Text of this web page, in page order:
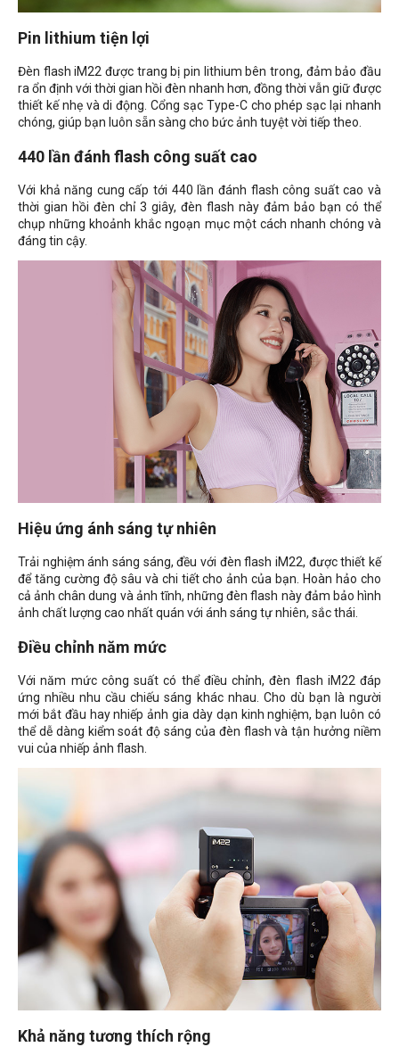
Pin lithium tiện lợi
Đèn flash iM22 được trang bị pin lithium bên trong, đảm bảo đầu
ra ổn định với thời gian hồi đèn nhanh hơn, đồng thời vẫn giữ được
thiết kế nhẹ và di động. Cổng sạc Type-C cho phép sạc lại nhanh
chóng, giúp bạn luôn sẵn sàng cho bức ảnh tuyệt vời tiếp theo.
440 lần đánh flash công suất cao
Với khả năng cung cấp tới 440 lần đánh flash công suất cao và
thời gian hồi đèn chỉ 3 giây, đèn flash này đảm bảo bạn có thể
chụp những khoảnh khắc ngoạn mục một cách nhanh chóng và
đáng tin cậy.
Hiệu ứng ánh sáng tự nhiên
Trải nghiệm ánh sáng sáng, đều với đèn flash iM22, được thiết kế
để tăng cường độ sâu và chi tiết cho ảnh của bạn. Hoàn hảo cho
cả ảnh chân dung và ảnh tĩnh, những đèn flash này đảm bảo hình
ảnh chất lượng cao nhất quán với ánh sáng tự nhiên, sắc thái.
Điều chỉnh năm mức
Với năm mức công suất có thể điều chỉnh, đèn flash iM22 đáp
ứng nhiều nhu cầu chiếu sáng khác nhau. Cho dù bạn là người
mới bắt đầu hay nhiếp ảnh gia dày dạn kinh nghiệm, bạn luôn có
thể dễ dàng kiểm soát độ sáng của đèn flash và tận hưởng niềm
vui của nhiếp ảnh flash.
Khả năng tương thích rộng